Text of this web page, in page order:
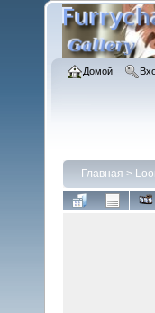
Домой
Главная >